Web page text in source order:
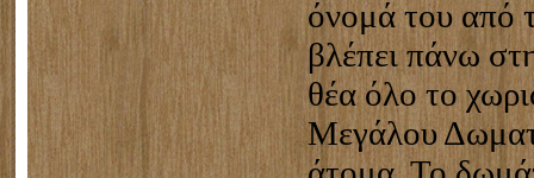
όνομά του από
βλέπει πάνω
θέα όλο το
Μεγάλου